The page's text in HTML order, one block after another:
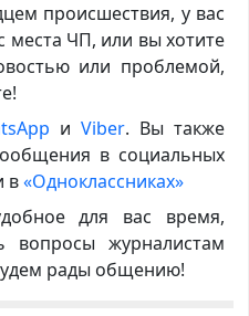
происшествия, у вас
места ЧП, или вы хотите
или проблемой,
иViber. Вы также
в социальных
в«Одноклассниках»
для вас время,
вопросы журналистам
рады общению!